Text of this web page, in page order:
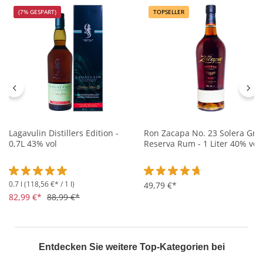
(7% GESPART)
Lagavulin Distillers Edition -
0,7L 43% vol
Durchschnittliche Bewertung von 5 von 5 Sternen
0.7 l (118,56 €* / 1 l)
82,99 €* 88,99 €*
TOPSELLER
Ron Zacapa No. 23 Solera
Reserva Rum - 1 Liter 40% vol
Durchschnittliche
49,79 €*
Entdecken Sie weitere Top-Kategorien bei